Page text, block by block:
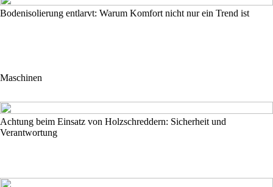
Bodenisolierung entlarvt: Warum Komfort nicht nur ein Trend ist
Maschinen
Achtung beim Einsatz von Holzschreddern: Sicherheit und
Verantwortung